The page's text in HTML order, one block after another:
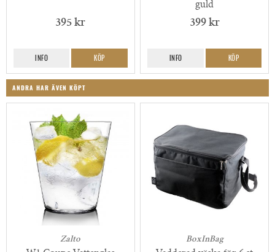
395 kr
INFO KÖP
guld
399 kr
INFO KÖP
ANDRA HAR ÄVEN KÖPT
Zalto BoxInBag